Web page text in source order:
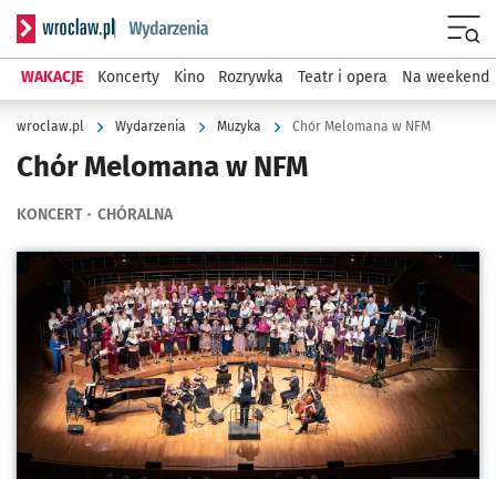
Serwis informacyjny wroclaw.pl podserwis: Wydarzenia
WAKACJE Koncerty Kino Rozrywka Teatr i opera Na weekend
wroclaw.pl Wydarzenia Muzyka Chór Melomana w NFM
Chór Melomana w NFM
KONCERT CHÓRALNA
Kliknij, aby powiększyć